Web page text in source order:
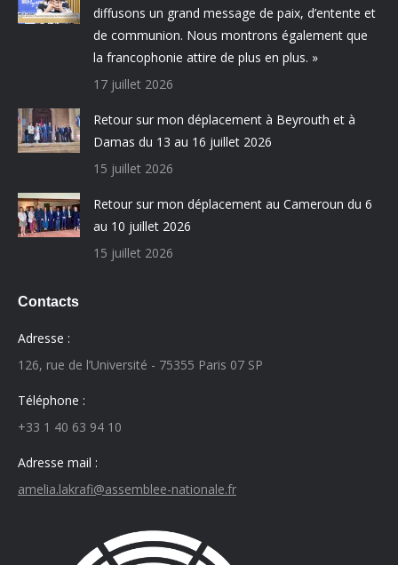
diffusons un grand message de paix, d’entente et
de communion. Nous montrons également que
la francophonie attire de plus en plus. »
17 juillet 2026
Retour sur mon déplacement à Beyrouth et à
Damas du 13 au 16 juillet 2026
15 juillet 2026
Retour sur mon déplacement au Cameroun du 6
au 10 juillet 2026
15 juillet 2026
Contacts
Adresse :
126, rue de l’Université - 75355 Paris 07 SP
Téléphone :
+33 1 40 63 94 10
Adresse mail :
amelia.lakrafi@assemblee-nationale.fr